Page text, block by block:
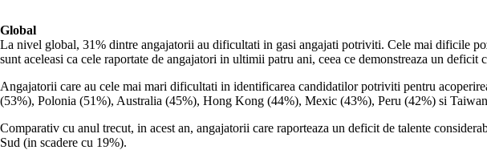
Global
La nivel global, 31% dintre angajatorii au dificultati in gasi angajati potriviti. Cele mai dificile
sunt aceleasi ca cele raportate de angajatori in ultimii patru ani, ceea ce demonstreaza un
Angajatorii care au cele mai mari dificultati in identificarea candidatilor potriviti pentru
(53%), Polonia (51%), Australia (45%), Hong Kong (44%), Mexic (43%), Peru (42%) si
Comparativ cu anul trecut, in acest an, angajatorii care raporteaza un deficit de talente
Sud (in scadere cu 19%).